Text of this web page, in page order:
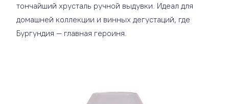
тончайший хрусталь ручной выдувки. Идеал для
домашней коллекции и винных дегустаций, где
Бургундия — главная героиня.